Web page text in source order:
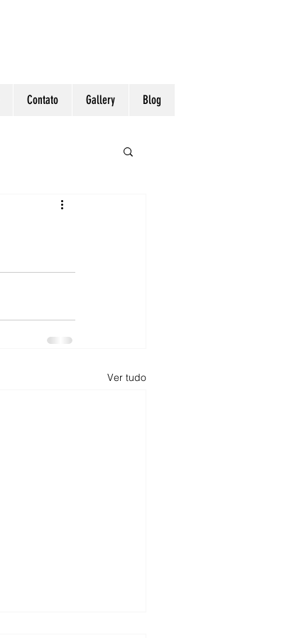
Contato Gallery Blog
Ver tudo